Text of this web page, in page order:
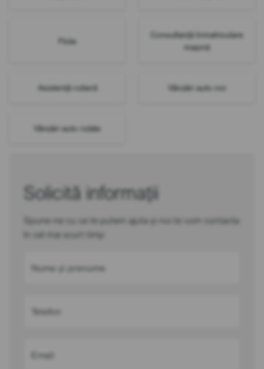
Flote
Consultanță înmatriculare
mașină
Asistență rutieră Vânzări auto noi
Vânzări auto rulate
Solicită informații
Spune-ne cu ce te putem ajuta și noi te vom contacta
în cel mai scurt timp
Nume și prenume
Telefon
Email